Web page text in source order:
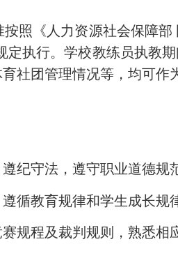
《人力资源社会保障部
定执行。学校教练员执教
社团管理情况等，均可
守法，遵守职业道德规
循教育规律和学生成长规
程及裁判规则，熟悉相